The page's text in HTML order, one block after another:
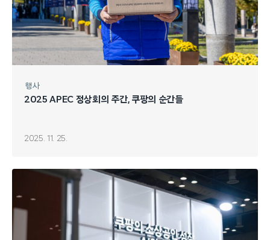
행사
2025 APEC 정상회의 주간, 쿠팡의 순간들
2025. 11. 25.